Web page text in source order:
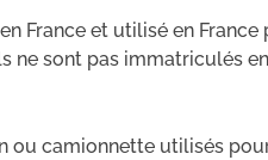
France et utilisé en France
ne sont pas immatriculés
ou camionnette utilisés